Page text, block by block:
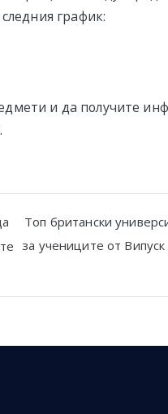
график:
и да получите
Топ британски
за учениците от